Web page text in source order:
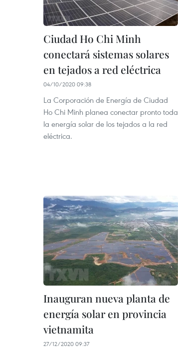
Ciudad Ho Chi Minh
conectará sistemas solares
en tejados a red eléctrica
04/10/2020 09:38
La Corporación de Energía de Ciudad
Ho Chi Minh planea conectar pronto toda
la energía solar de los tejados a la red
eléctrica.
Inauguran nueva planta de
energía solar en provincia
vietnamita
27/12/2020 09:37